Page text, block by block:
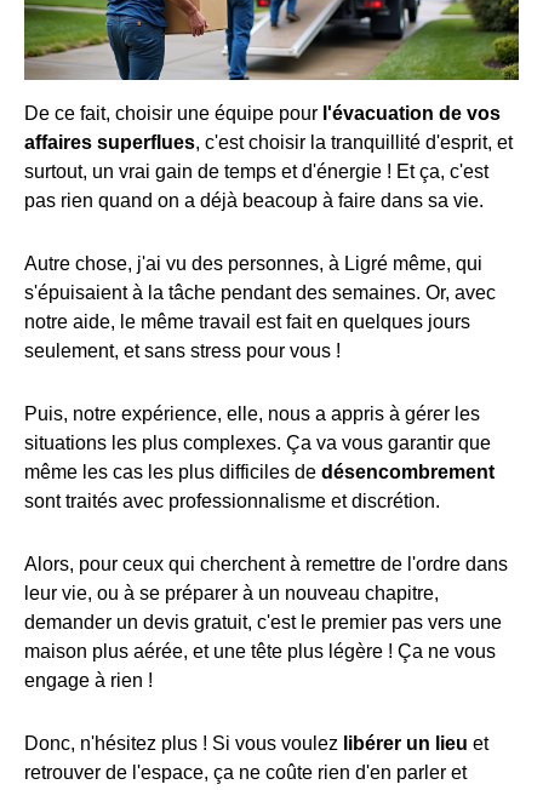
De ce fait, choisir une équipe pour l'évacuation de vos
affaires superflues, c'est choisir la tranquillité d'esprit, et
surtout, un vrai gain de temps et d'énergie ! Et ça, c'est
pas rien quand on a déjà beacoup à faire dans sa vie.
Autre chose, j'ai vu des personnes, à Ligré même, qui
s'épuisaient à la tâche pendant des semaines. Or, avec
notre aide, le même travail est fait en quelques jours
seulement, et sans stress pour vous !
Puis, notre expérience, elle, nous a appris à gérer les
situations les plus complexes. Ça va vous garantir que
même les cas les plus difficiles de désencombrement
sont traités avec professionnalisme et discrétion.
Alors, pour ceux qui cherchent à remettre de l'ordre dans
leur vie, ou à se préparer à un nouveau chapitre,
demander un devis gratuit, c'est le premier pas vers une
maison plus aérée, et une tête plus légère ! Ça ne vous
engage à rien !
Donc, n'hésitez plus ! Si vous voulez libérer un lieu et
retrouver de l'espace, ça ne coûte rien d'en parler et